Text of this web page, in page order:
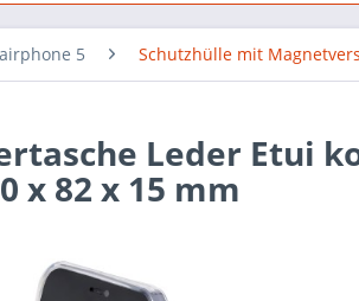
5 Schutzhülle mit
Leder Etui
x 82 x 15 mm